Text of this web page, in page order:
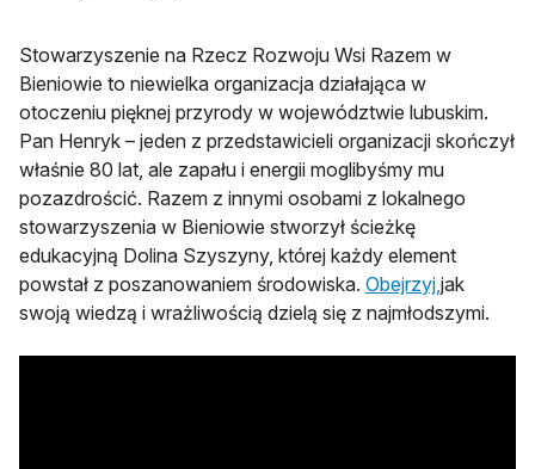
Stowarzyszenie na Rzecz Rozwoju Wsi Razem w
Bieniowie to niewielka organizacja działająca w
otoczeniu pięknej przyrody w województwie lubuskim.
Pan Henryk – jeden z przedstawicieli organizacji skończył
właśnie 80 lat, ale zapału i energii moglibyśmy mu
pozazdrościć. Razem z innymi osobami z lokalnego
stowarzyszenia w Bieniowie stworzył ścieżkę
edukacyjną Dolina Szyszyny, której każdy element
powstał z poszanowaniem środowiska. Obejrzyj,otwiera
jak
swoją wiedzą i wrażliwością dzielą się z najmłodszymi.